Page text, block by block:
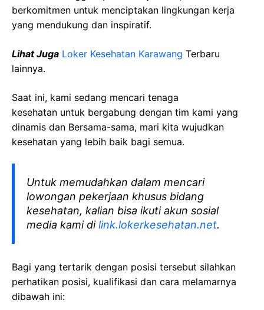
berkomitmen untuk menciptakan lingkungan kerja
yang mendukung dan inspiratif.
Lihat Juga Loker Kesehatan Karawang Terbaru
lainnya.
Saat ini, kami sedang mencari tenaga
kesehatan untuk bergabung dengan tim kami yang
dinamis dan Bersama-sama, mari kita wujudkan
kesehatan yang lebih baik bagi semua.
Untuk memudahkan dalam mencari
lowongan pekerjaan khusus bidang
kesehatan, kalian bisa ikuti akun sosial
media kami dilink.lokerkesehatan.net.
Bagi yang tertarik dengan posisi tersebut silahkan
perhatikan posisi, kualifikasi dan cara melamarnya
dibawah ini: